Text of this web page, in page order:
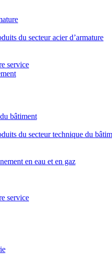
du secteur acier d’armature
service
bâtiment
du secteur technique du
en eau et en gaz
service